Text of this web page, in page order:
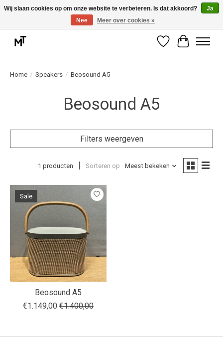
Deskundige installatie of montage nodig? Vraag ons naar de mogelijkheden.
Verlanglijst
Home / Speakers / Beosound A5
Beosound A5
Filters weergeven
1 producten Sorteren op Meest bekeken
Sale
Beosound A5
€1.149,00 €1.400,00
Wij slaan cookies op om onze website te verbeteren. Is dat akkoord?
Ja
Nee
Meer over cookies »